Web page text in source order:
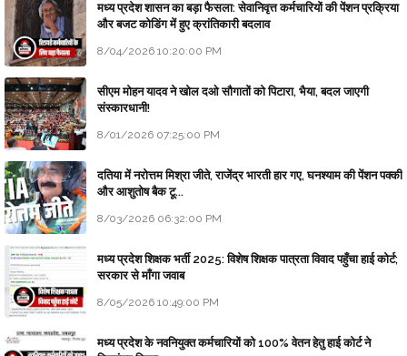
मध्य प्रदेश शासन का बड़ा फैसला: सेवानिवृत्त कर्मचारियों की पेंशन प्रक्रिया
और बजट कोडिंग में हुए क्रांतिकारी बदलाव
8/04/2026 10:20:00 PM
सीएम मोहन यादव ने खोल दओ सौगातों को पिटारा, भैया, बदल जाएगी
संस्कारधानी!
8/01/2026 07:25:00 PM
दतिया में नरोत्तम मिश्रा जीते, राजेंद्र भारती हार गए, घनश्याम की पेंशन पक्की
और आशुतोष बैक टू...
8/03/2026 06:32:00 PM
मध्य प्रदेश शिक्षक भर्ती 2025: विशेष शिक्षक पात्रता विवाद पहुँचा हाई कोर्ट;
सरकार से माँगा जवाब
8/05/2026 10:49:00 PM
मध्य प्रदेश के नवनियुक्त कर्मचारियों को 100% वेतन हेतु हाई कोर्ट ने